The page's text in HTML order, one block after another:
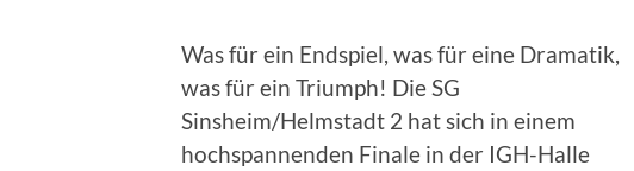
Was für ein Endspiel, was für eine Dramatik,
was für ein Triumph! Die SG
Sinsheim/Helmstadt 2 hat sich in einem
hochspannenden Finale in der IGH-Halle